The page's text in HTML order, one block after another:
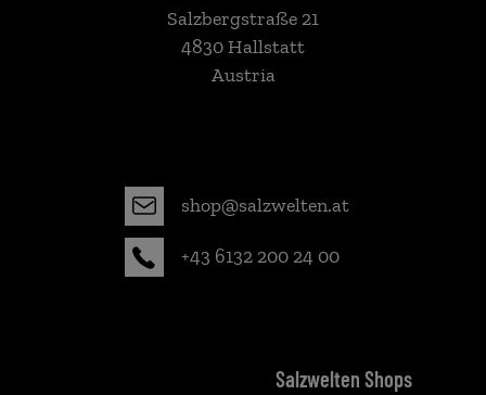
Salzbergstraße 21
4830 Hallstatt
Austria
shop@salzwelten.at
+43 6132 200 24 00
Salzwelten Shops